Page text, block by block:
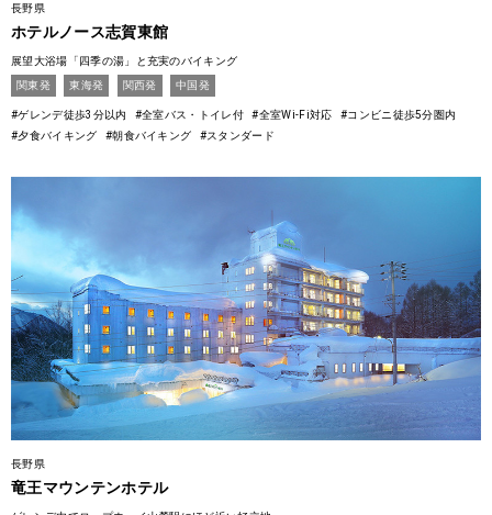
長野県
ホテルノース志賀東館
展望大浴場「四季の湯」と充実のバイキング
関東発
東海発 関西発 中国発
#ゲレンデ徒歩3分以内 #全室バス・トイレ付 #全室Wi-Fi対応
#コンビニ徒歩5分圏内
#夕食バイキング
#朝食バイキング #スタンダード
長野県
竜王マウンテンホテル